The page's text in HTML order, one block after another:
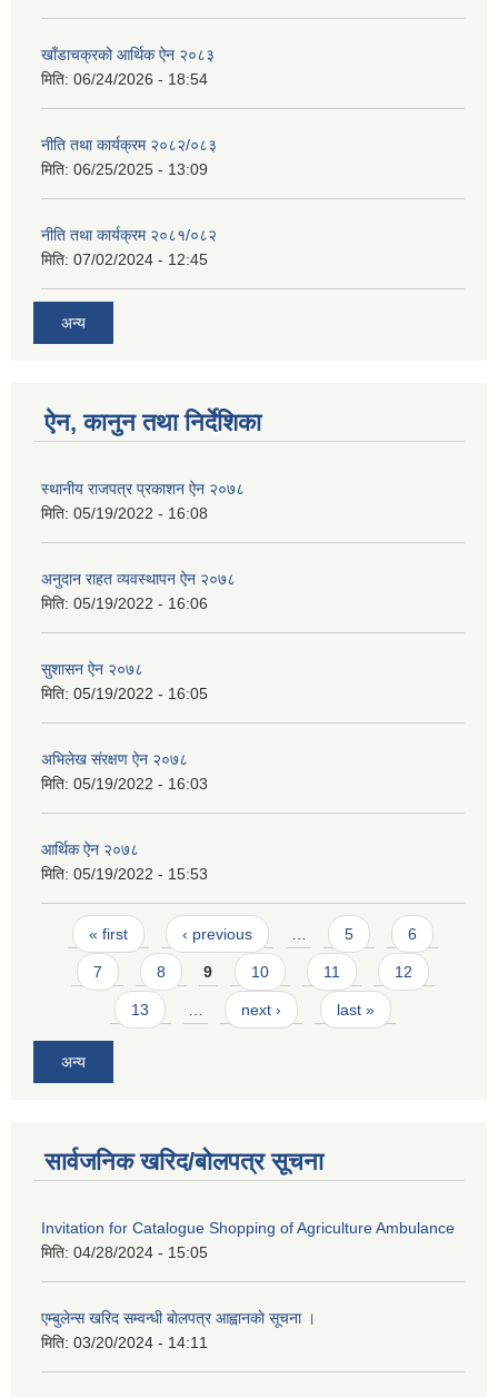
खाँडाचक्रको आर्थिक ऐन २०८३
मिति: 06/24/2026 - 18:54
नीति तथा कार्यक्रम २०८२/०८३
मिति: 06/25/2025 - 13:09
नीति तथा कार्यक्रम २०८१/०८२
मिति: 07/02/2024 - 12:45
अन्य
ऐन, कानुन तथा निर्देशिका
स्थानीय राजपत्र प्रकाशन ऐन २०७८
मिति: 05/19/2022 - 16:08
अनुदान राहत व्यवस्थापन ऐन २०७८
मिति: 05/19/2022 - 16:06
सुशासन ऐन २०७८
मिति: 05/19/2022 - 16:05
अभिलेख स‌ंरक्षण ऐन २०७८
मिति: 05/19/2022 - 16:03
आर्थिक ऐन २०७८
मिति: 05/19/2022 - 15:53
Pages
« first ‹ previous … 5 6
7 8 9 10 11 12
13 … next › last »
अन्य
सार्वजनिक खरिद/बोलपत्र सूचना
Invitation for Catalogue Shopping of Agriculture Ambulance
मिति: 04/28/2024 - 15:05
एम्बुलेन्स खरिद सम्वन्धी बाेलपत्र आह्वानकाे सूचना ।
मिति: 03/20/2024 - 14:11